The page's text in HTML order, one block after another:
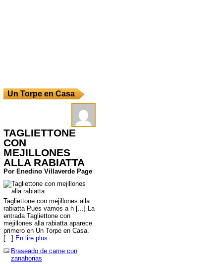
Un Torpe en Casa
TAGLIETTONE
CON
MEJILLONES
ALLA RABIATTA
Por Enedino Villaverde Page
Tagliettone con mejillones alla
rabiatta Pues vamos a h [...] La
entrada Tagliettone con
mejillones alla rabiatta aparece
primero en Un Torpe en Casa.
[...] En lire plus
Braseado de carne con
zanahorias